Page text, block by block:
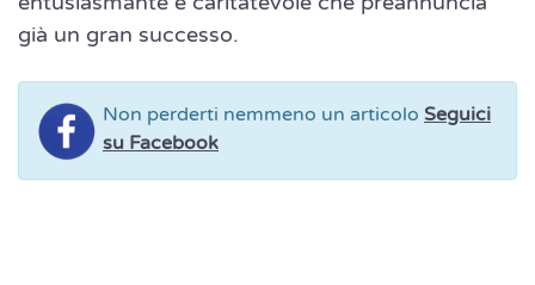
già un gran successo.
Non perderti nemmeno un articolo Seguici
su Facebook